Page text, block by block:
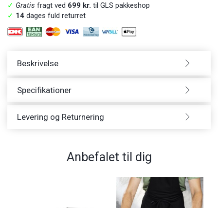
✓ Gratis fragt ved 699 kr. til GLS pakkeshop
✓ 14 dages fuld returret
Beskrivelse
Specifikationer
Levering og Returnering
Anbefalet til dig